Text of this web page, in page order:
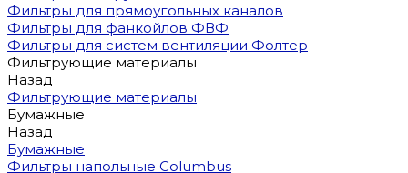
Фильтры для прямоугольных каналов
Фильтры для фанкойлов ФВФ
Фильтры для систем вентиляции Фолтер
Фильтрующие материалы
Назад
Фильтрующие материалы
Бумажные
Назад
Бумажные
Фильтры напольные Columbus